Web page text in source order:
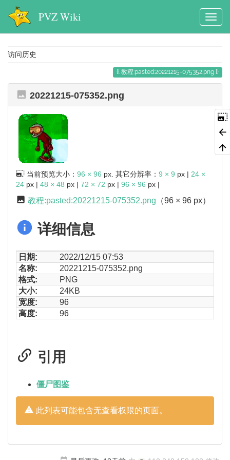
PVZ Wiki
访问历史
教程:pasted:20221215-075352.png
20221215-075352.png
当前预览大小： 96 × 96 px. 其它分辨率： 9 × 9 px | 24 ×
24 px | 48 × 48 px | 72 × 72 px | 96 × 96 px |
教程:pasted:20221215-075352.png （96 × 96 px）
详细信息
日期:
2022/12/15 07:53
名称:
20221215-075352.png
格式:
PNG
大小:
24KB
宽度:
96
高度:
96
引用
僵尸图鉴
此列表可能包含无查看权限的页面。